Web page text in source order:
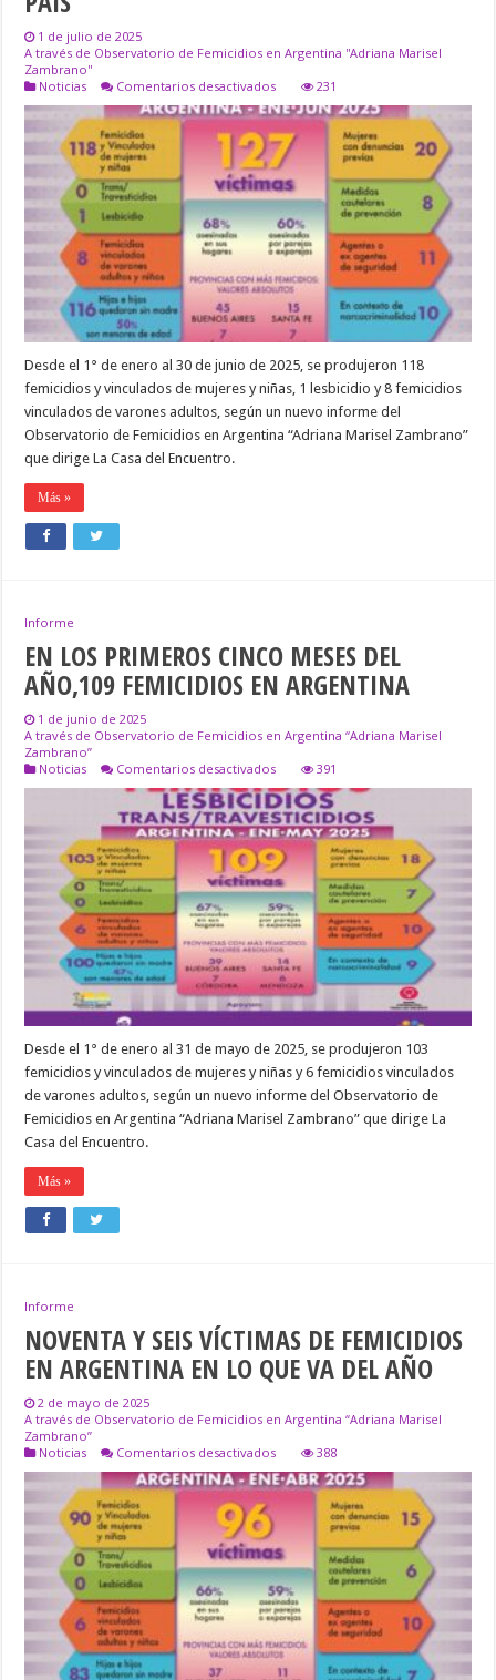
1 de julio de 2025
A través de Observatorio de Femicidios en Argentina ''Adriana Marisel
Zambrano''
Noticias
Comentarios desactivadosen
SEIS
MESES
HUBO
127
VÍCTIMAS
DE
VIOLENCIA
EXTREMA
DE
EN
EL
PAÍS
231
Desde el 1° de enero al 30 de junio de 2025, se produjeron 118
femicidios y vinculados de mujeres y niñas, 1 lesbicidio y 8 femicidios
vinculados de varones adultos, según un nuevo informe del
Observatorio de Femicidios en Argentina “Adriana Marisel Zambrano”
que dirige La Casa del Encuentro.
Más »
Informe
EN LOS PRIMEROS CINCO MESES DEL
AÑO,109 FEMICIDIOS EN ARGENTINA
1 de junio de 2025
A través de Observatorio de Femicidios en Argentina “Adriana Marisel
Zambrano”
Noticias
Comentarios desactivadosen
EN
LOS
PRIMEROS
CINCO
MESES
DEL
AÑO,109
FEMICIDIOS
EN
ARGENTINA
391
Desde el 1° de enero al 31 de mayo de 2025, se produjeron 103
femicidios y vinculados de mujeres y niñas y 6 femicidios vinculados
de varones adultos, según un nuevo informe del Observatorio de
Femicidios en Argentina “Adriana Marisel Zambrano” que dirige La
Casa del Encuentro.
Más »
Informe
NOVENTA Y SEIS VÍCTIMAS DE FEMICIDIOS
EN ARGENTINA EN LO QUE VA DEL AÑO
2 de mayo de 2025
A través de Observatorio de Femicidios en Argentina “Adriana Marisel
Zambrano”
Noticias
Comentarios desactivadosen
NOVENTA
Y
SEIS
VÍCTIMAS
DE
FEMICIDIOS
EN
ARGENTINA
EN
LO
VA
DEL
388